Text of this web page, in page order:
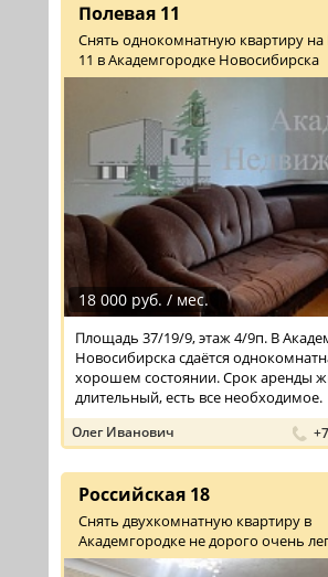
Полевая 11
Снять однокомнатную квартиру
11 в Академгородке Новосибирска
18 000 руб. / мес.
Площадь 37/19/9, этаж 4/9п. В
Новосибирска сдаётся
хорошем состоянии. Срок аренды
длительный, есть все необходимое.
Олег Иванович
Российская 18
Снять двухкомнатную квартиру в
Академгородке не дорого очень